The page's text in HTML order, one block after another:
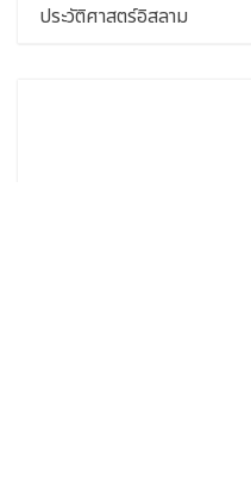
ประวัติศาสตร์อิสลาม